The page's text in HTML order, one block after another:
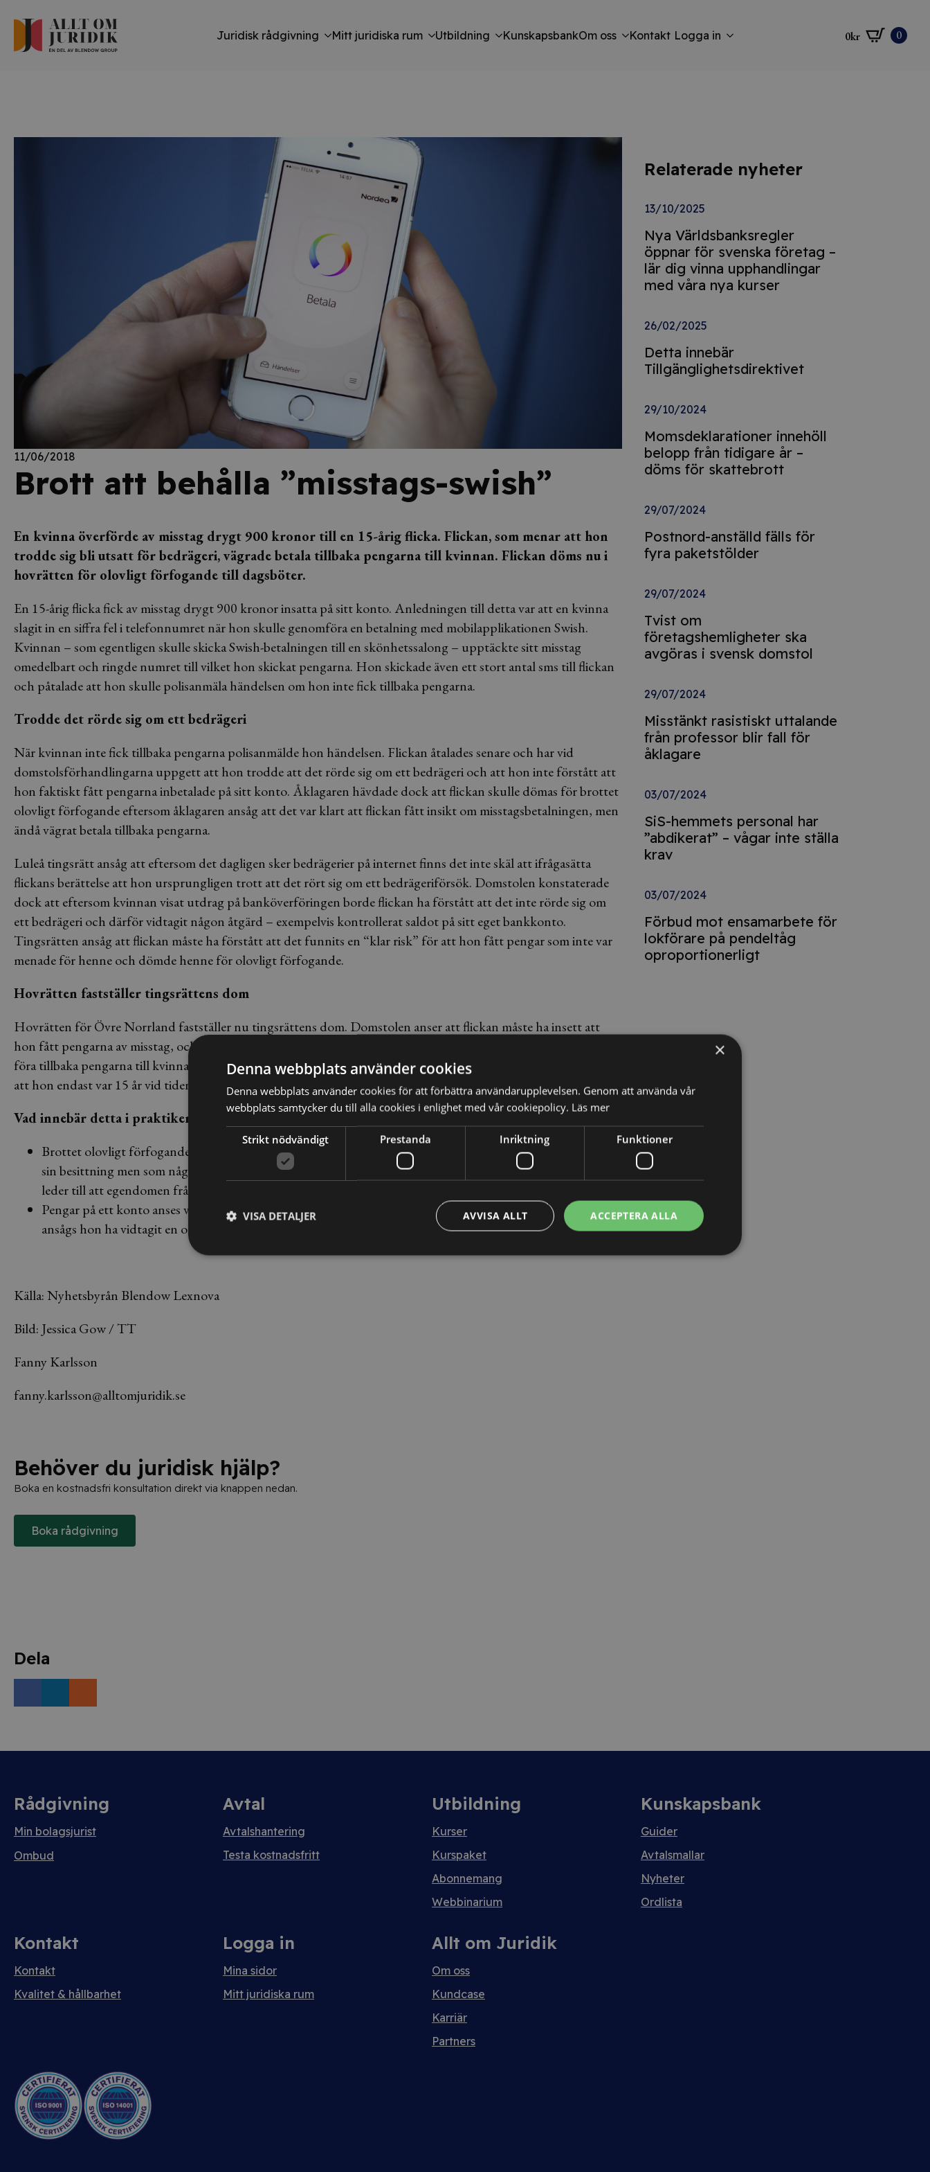
Juridisk rådgivning Mitt juridiska rum Utbildning KunskapsbankOm oss Kontakt Logga in 0kr 0
11/06/2018
Brott att behålla ”misstags-swish”
En kvinna överförde av misstag drygt 900 kronor till en 15-årig flicka. Flickan, som menar att hon
trodde sig bli utsatt för bedrägeri, vägrade betala tillbaka pengarna till kvinnan. Flickan döms nu i
hovrätten för olovligt förfogande till dagsböter.
En 15-årig flicka fick av misstag drygt 900 kronor insatta på sitt konto. Anledningen till detta var att en kvinna
slagit in en siffra fel i telefonnumret när hon skulle genomföra en betalning med mobilapplikationen Swish.
Kvinnan – som egentligen skulle skicka Swish-betalningen till en skönhetssalong – upptäckte sitt misstag
omedelbart och ringde numret till vilket hon skickat pengarna. Hon skickade även ett stort antal sms till flickan
och påtalade att hon skulle polisanmäla händelsen om hon inte fick tillbaka pengarna.
Trodde det rörde sig om ett bedrägeri
När kvinnan inte fick tillbaka pengarna polisanmälde hon händelsen. Flickan åtalades senare och har vid
domstolsförhandlingarna uppgett att hon trodde att det rörde sig om ett bedrägeri och att hon inte förstått att
hon faktiskt fått pengarna inbetalade på sitt konto. Åklagaren hävdade dock att flickan skulle dömas för brottet
olovligt förfogande eftersom åklagaren ansåg att det var klart att flickan fått insikt om misstagsbetalningen, men
ändå vägrat betala tillbaka pengarna.
Luleå tingsrätt ansåg att eftersom det dagligen sker bedrägerier på internet finns det inte skäl att ifrågasätta
flickans berättelse att hon ursprungligen trott att det rört sig om ett bedrägeriförsök. Domstolen konstaterade
dock att eftersom kvinnan visat utdrag på banköverföringen borde flickan ha förstått att det inte rörde sig om
ett bedrägeri och därför vidtagit någon åtgärd – exempelvis kontrollerat saldot på sitt eget bankkonto.
Tingsrätten ansåg att flickan måste ha förstått att det funnits en “klar risk” för att hon fått pengar som inte var
menade för henne och dömde henne för olovligt förfogande.
Hovrätten fastställer tingsrättens dom
Hovrätten för Övre Norrland fastställer nu tingsrättens dom. Domstolen anser att flickan måste ha insett att
hon fått pengarna av misstag, och att hon gjort sig skyldig till brottet olovligt förfogande eftersom hon vägrat
föra tillbaka pengarna till kvinnan. Flickan döms till 30 dagsböter det lägsta antalet dagsböter, med hänsyn till
att hon endast var 15 år vid tiden för händelsen.
Vad innebär detta i praktiken?
Brottet olovligt förfogande regleras i brottsbalken 10 kap. 4 §. Brottet innebär att den som har egendom i
sin besittning men som någon annan äger, döms för olovligt förfogande om han eller hon gör något som
leder till att egendomen frånhändes ägaren eller att ägaren på något annat sätt förlorar sin rätt.
Pengar på ett konto anses vara i kontoinnehavarens besittning. Eftersom flickan inte var ägare till pengarna
ansågs hon ha vidtagit en olovlig åtgärd med kvinnans pengar då hon ”behållit och vägrat återbetala” dem.
Källa: Nyhetsbyrån Blendow Lexnova
Bild: Jessica Gow / TT
Fanny Karlsson
fanny.karlsson@alltomjuridik.se
Behöver du juridisk hjälp?
Boka en kostnadsfri konsultation direkt via knappen nedan.
Boka rådgivning
Dela
Relaterade nyheter
13/10/2025
Nya Världsbanksregler
öppnar för svenska företag –
lär dig vinna upphandlingar
med våra nya kurser
26/02/2025
Detta innebär
Tillgänglighetsdirektivet
29/10/2024
Momsdeklarationer innehöll
belopp från tidigare år –
döms för skattebrott
29/07/2024
Postnord-anställd fälls för
fyra paketstölder
29/07/2024
Tvist om
företagshemligheter ska
avgöras i svensk domstol
29/07/2024
Misstänkt rasistiskt uttalande
från professor blir fall för
åklagare
03/07/2024
SiS-hemmets personal har
”abdikerat” – vågar inte ställa
krav
03/07/2024
Förbud mot ensamarbete för
lokförare på pendeltåg
oproportionerligt
Rådgivning
Min bolagsjurist
Ombud
Avtal
Avtalshantering
Testa kostnadsfritt
Utbildning
Kurser
Kurspaket
Abonnemang
Webbinarium
Kunskapsbank
Guider
Avtalsmallar
Nyheter
Ordlista
Kontakt
Kontakt
Kvalitet & hållbarhet
Logga in
Mina sidor
Mitt juridiska rum
Allt om Juridik
Om oss
Kundcase
Karriär
Partners
×
Denna webbplats använder cookies
Denna webbplats använder cookies för att förbättra användarupplevelsen. Genom att använda vår
webbplats samtycker du till alla cookies i enlighet med vår cookiepolicy. Läs mer
Strikt nödvändigt Prestanda Inriktning Funktioner
ACCEPTERA ALLA
AVVISA ALLT
VISA DETALJER